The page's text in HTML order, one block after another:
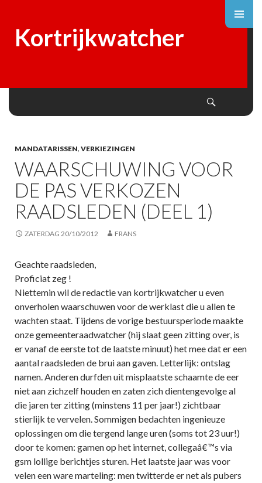
Kortrijkwatcher
MANDATARISSEN, VERKIEZINGEN
WAARSCHUWING VOOR
DE PAS VERKOZEN
RAADSLEDEN (DEEL 1)
ZATERDAG 20/10/2012 FRANS
Geachte raadsleden,
Proficiat zeg !
Niettemin wil de redactie van kortrijkwatcher u even
onverholen waarschuwen voor de werklast die u allen te
wachten staat. Tijdens de vorige bestuursperiode maakte
onze gemeenteraadwatcher (hij slaat geen zitting over, is
er vanaf de eerste tot de laatste minuut) het mee dat er een
aantal raadsleden de brui aan gaven. Letterlijk: ontslag
namen. Anderen durfden uit misplaatste schaamte de eer
niet aan zichzelf houden en zaten zich dientengevolge al
die jaren ter zitting (minstens 11 per jaar!) zichtbaar
stierlijk te vervelen. Sommigen bedachten ingenieuze
oplossingen om die tergend lange uren (soms tot 23 uur!)
door te komen: gamen op het internet, collegaâ€™s via
gsm lollige berichtjes sturen. Het laatste jaar was voor
velen een ware marteling: men twitterde er net als pubers